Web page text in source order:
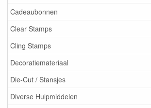
Cadeaubonnen
Clear Stamps
Cling Stamps
Decoratiemateriaal
Die-Cut / Stansjes
Diverse Hulpmiddelen